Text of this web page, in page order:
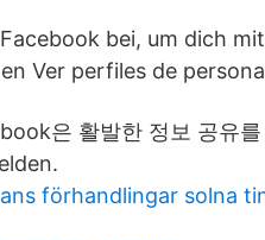
bei, um dich
Ver perfiles de
은 활발한 정보 공유
förhandlingar solna